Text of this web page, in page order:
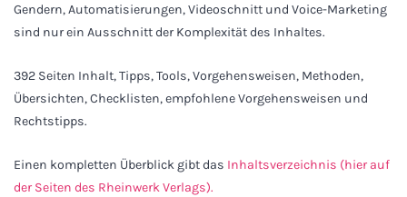
Gendern, Automatisierungen, Videoschnitt und Voice-Marketing
sind nur ein Ausschnitt der Komplexität des Inhaltes.
392 Seiten Inhalt, Tipps, Tools, Vorgehensweisen, Methoden,
Übersichten, Checklisten, empfohlene Vorgehensweisen und
Rechtstipps.
Einen kompletten Überblick gibt das Inhaltsverzeichnis (hier auf
der Seiten des Rheinwerk Verlags).